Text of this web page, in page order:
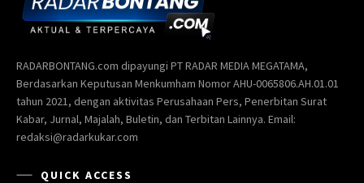
RADARBONTANG.com dipayungi PT RADAR MEDIA MEGATAMA,
Berdasarkan Keputusan Menkumham Nomor AHU-0065806.AH.01.01
tahun 2021, dengan aktivitas Perusahaan Pers, Penerbitan Surat
Kabar, Jurnal, Majalah, Buletin, dan Terbitan Lainnya. Email:
redaksi@radarkukar.com
QUICK ACCESS